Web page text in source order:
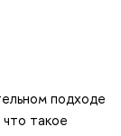
подходе
такое